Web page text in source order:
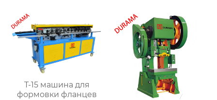
формы для сгибания
листового металла
T-15 машина для
формовки фланцев